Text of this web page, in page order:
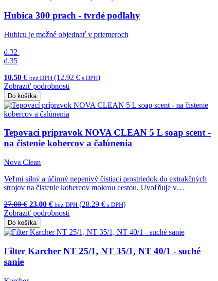
Hubica 300 prach - tvrdé podlahy
Hubicu je možné objednať v priemeroch
d.32
d.35
10.50 € bez DPH (12.92 € s DPH)
Zobraziť podrobnosti
Do košíka
Tepovací prípravok NOVA CLEAN 5 L soap scent -
na čistenie kobercov a čalúnenia
Nova Clean
Veľmi silný a účinný nepenivý čistiaci prostriedok do extrakčných
strojov na čistenie kobercov mokrou cestou. Uvoľňuje v…
27.00 € 23.00 € bez DPH (28.29 € s DPH)
Zobraziť podrobnosti
Do košíka
Filter Karcher NT 25/1, NT 35/1, NT 40/1 - suché
sanie